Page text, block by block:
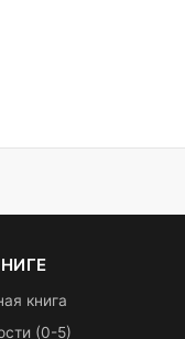
книга
(0-5)